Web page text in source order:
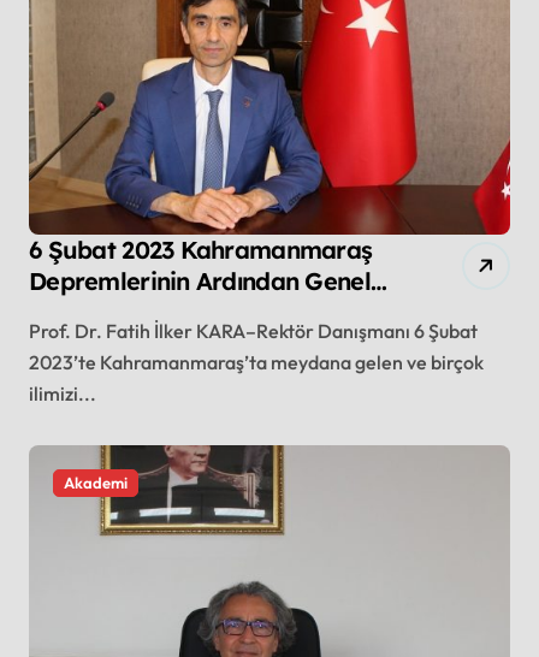
6 Şubat 2023 Kahramanmaraş
Depremlerinin Ardından Genel
Bir İrdeleme
Prof. Dr. Fatih İlker KARA–Rektör Danışmanı 6 Şubat
2023’te Kahramanmaraş’ta meydana gelen ve birçok
ilimizi...
Akademi